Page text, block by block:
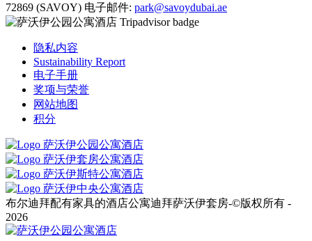
72869 (SAVOY) 电子邮件: park@savoydubai.ae
隐私内容
Sustainability Report
电子手册
奖项与荣誉
网站地图
积分
布尔迪拜配有家具的酒店公寓迪拜萨沃伊套房-©版权所有 -
2026